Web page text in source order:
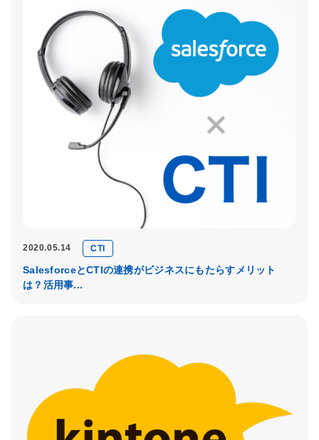
2020.05.14 CTI
SalesforceとCTIの連携がビジネスにもたらすメリット
は？活用事...